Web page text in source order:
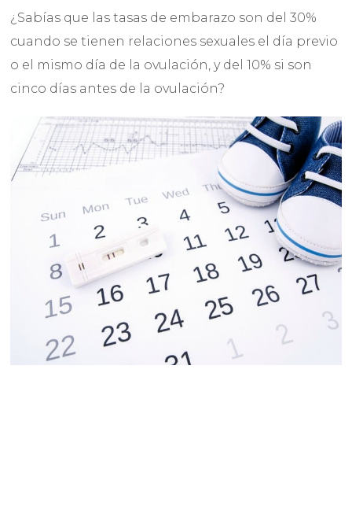
¿Sabías que las tasas de embarazo son del 30%
cuando se tienen relaciones sexuales el día previo
o el mismo día de la ovulación, y del 10% si son
cinco días antes de la ovulación?